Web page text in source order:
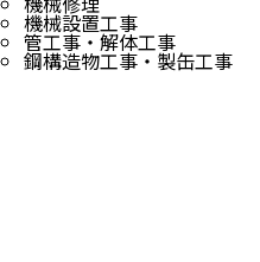
機械設置工事
管工事・解体工事
鋼構造物工事・製缶工事